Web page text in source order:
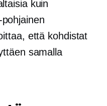
​​kuin
että kohdistat
samalla